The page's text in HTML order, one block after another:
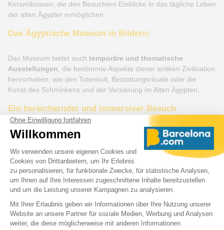
Keramikvasen, die den Besuchern Einblicke in das tägliche Leben
der alten Ägypter ermöglichen.
Das Ägyptische Museum in Bildern:
Das Museum bietet auch temporäre und thematische
Ausstellungen , die bestimmte Aspekte dieser antiken Zivilisation
hervorheben, wie den Totenkult, Bestattungsrituale oder die
Kunst des Schminkens und der Verzierung im Alten Ägypten.
Ein bereichernder und immersiver Besuch
Das Ägyptische Museum von Barcelona zeichnet sich auch durch
seine
interaktiven Aktivitäten
aus. Führungen, Hieroglyphen-
Workshops und sogar Einbalsamierungsnachstellungen werden
angeboten, um das Besuchererlebnis zu bereichern. Diese
Aktivitäten sind besonders bei Familien und Schulgruppen
beliebt, da sie eine spielerische Einführung in die Geschichte und
Glaubensvorstellungen dieser faszinierenden Zivilisation bieten.
Öffnungszeiten des Ägyptischen Museums
von Barcelona